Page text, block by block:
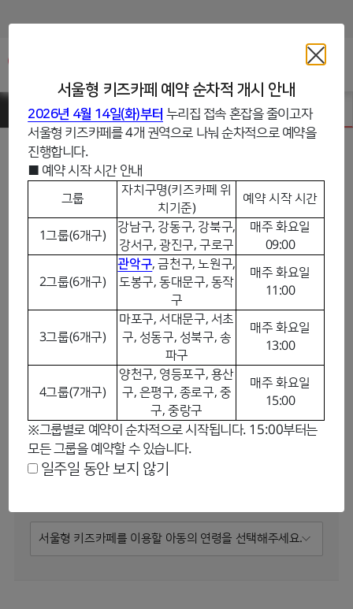
서울형키즈카페 서울형 키즈카페 예약
서울형 키즈카페 예약 순차적 개시 안내
2026년 4월 14일(화)부터 누리집 접속 혼잡을 줄이고자
서울형 키즈카페를 4개 권역으로 나눠 순차적으로 예약을
진행합니다.
■ 예약 시작 시간 안내
그룹
자치구명(키즈카페 위
치기준)
예약 시작 시간
1그룹(6개구)
강남구, 강동구, 강북구,
강서구, 광진구, 구로구
매주 화요일
09:00
2그룹(6개구)
관악구, 금천구, 노원구,
도봉구, 동대문구, 동작
구
매주 화요일
11:00
3그룹(6개구)
마포구, 서대문구, 서초
구, 성동구, 성북구, 송
파구
매주 화요일
13:00
4그룹(7개구)
양천구, 영등포구, 용산
구, 은평구, 종로구, 중
구, 중랑구
매주 화요일
15:00
※그룹별로 예약이 순차적으로 시작됩니다. 15:00부터는
모든 그룹을 예약할 수 있습니다.
일주일 동안 보지 않기
서울형 키즈카페 예약
일반형 키즈카페 New 여기저기 키즈카페
0/1 자치구 선택
검색 초기화